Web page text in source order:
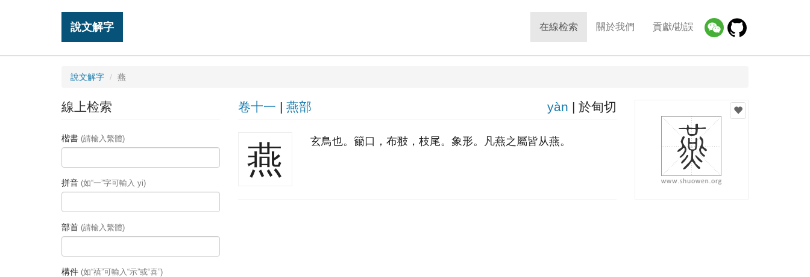
說文解字 在線检索 關於我們 貢獻/勘誤
說文解字 燕
卷十一 | 燕部 yàn | 於甸切
燕 玄鳥也。籋口，布翄，枝尾。象形。凡燕之屬皆从燕。
線上检索
楷書 (請輸入繁體)
拼音 (如“一”字可輸入 yi)
部首 (請輸入繁體)
構件 (如“禧”可輸入“示”或“喜”)